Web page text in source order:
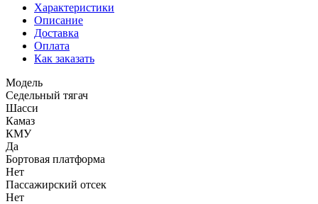
Характеристики
Описание
Доставка
Оплата
Как заказать
Модель
Седельный тягач
Шасси
Камаз
КМУ
Да
Бортовая платформа
Нет
Пассажирский отсек
Нет